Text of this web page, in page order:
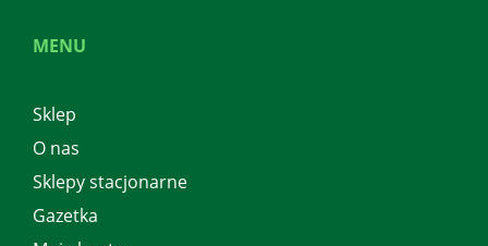
MENU
Sklep
O nas
Sklepy stacjonarne
Gazetka